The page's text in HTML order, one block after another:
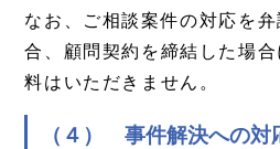
なお、ご相談案件の対応を
合、顧問契約を締結した場
料はいただきません。
（４） 事件解決への対